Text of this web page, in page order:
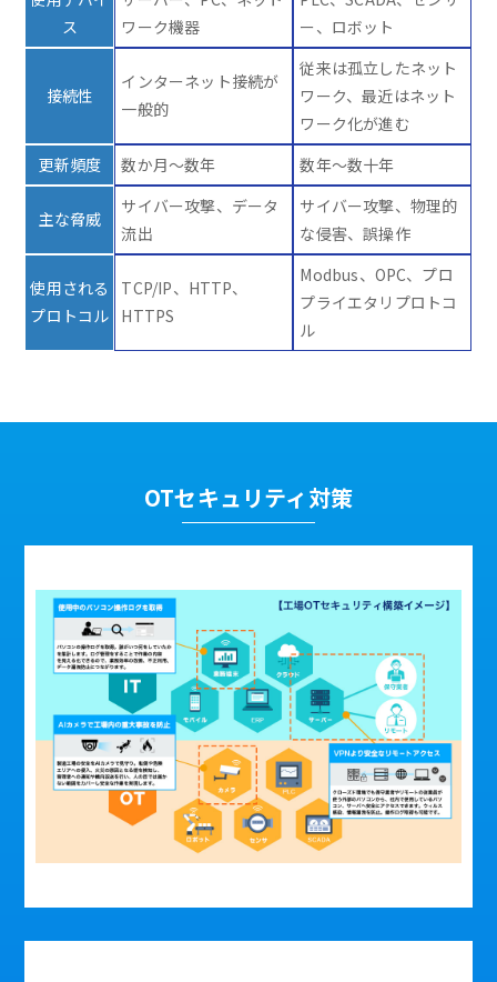
ス
ワーク機器
ー、ロボット
接続性
インターネット接続が
一般的
従来は孤立したネット
ワーク、最近はネット
ワーク化が進む
更新頻度
数か月～数年 数年～数十年
主な脅威
サイバー攻撃、データ
流出
サイバー攻撃、物理的
な侵害、誤操作
使用される
プロトコル
TCP/IP、HTTP、
HTTPS
Modbus、OPC、プロ
プライエタリプロトコ
ル
OTセキュリティ対策